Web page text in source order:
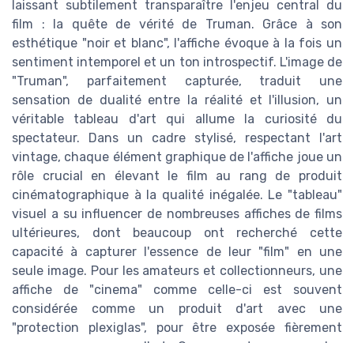
laissant subtilement transparaître l'enjeu central du
film : la quête de vérité de Truman. Grâce à son
esthétique "noir et blanc", l'affiche évoque à la fois un
sentiment intemporel et un ton introspectif. L'image de
"Truman", parfaitement capturée, traduit une
sensation de dualité entre la réalité et l'illusion, un
véritable tableau d'art qui allume la curiosité du
spectateur. Dans un cadre stylisé, respectant l'art
vintage, chaque élément graphique de l'affiche joue un
rôle crucial en élevant le film au rang de produit
cinématographique à la qualité inégalée. Le "tableau"
visuel a su influencer de nombreuses affiches de films
ultérieures, dont beaucoup ont recherché cette
capacité à capturer l'essence de leur "film" en une
seule image. Pour les amateurs et collectionneurs, une
affiche de "cinema" comme celle-ci est souvent
considérée comme un produit d'art avec une
"protection plexiglas", pour être exposée fièrement